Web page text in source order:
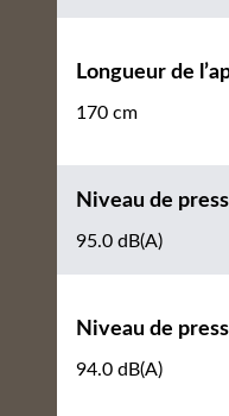
Longueur de
170 cm
Niveau de
95.0 dB(A)
Niveau de
94.0 dB(A)